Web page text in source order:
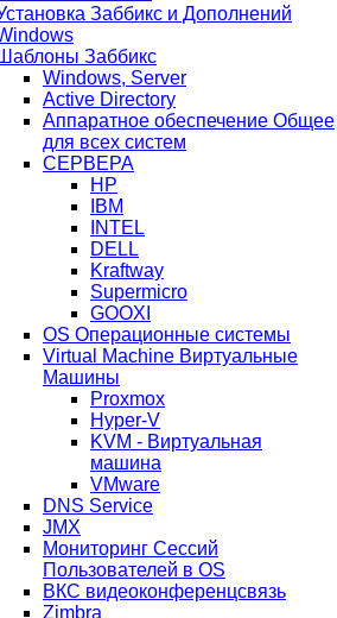
Заббикс и Дополнений
Шаблоны Заббикс
Windows, Server
Active Directory
Аппаратное обеспечение Общее
для всех систем
СЕРВЕРА
HP
IBM
INTEL
DELL
Kraftway
Supermicro
GOOXI
OS Операционные системы
Virtual Machine Виртуальные
Машины
Proxmox
Hyper-V
KVM - Виртуальная
машина
VMware
DNS Service
JMX
Мониторинг Сессий
Пользователей в OS
ВКС видеоконференцсвязь
Zimbra